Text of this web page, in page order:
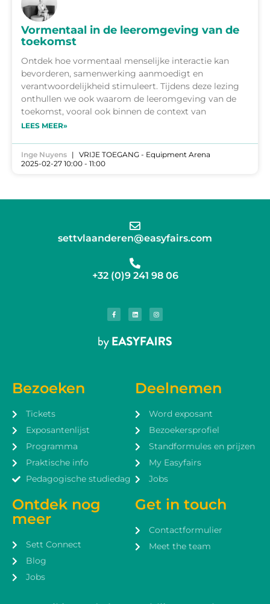
Vormentaal in de leeromgeving van de
toekomst
Ontdek hoe vormentaal menselijke interactie kan
bevorderen, samenwerking aanmoedigt en
verantwoordelijkheid stimuleert. Tijdens deze lezing
onthullen we ook waarom de leeromgeving van de
toekomst, vooral ook binnen de context van
LEES MEER»
Inge Nuyens
VRIJE TOEGANG - Equipment Arena
2025-02-27 10:00 - 11:00
settvlaanderen@easyfairs.com
+32 (0)9 241 98 06
Bezoeken
Tickets
Exposantenlijst
Programma
Praktische info
Pedagogische studiedag
Ontdek nog
meer
Sett Connect
Blog
Jobs
Deelnemen
Word exposant
Bezoekersprofiel
Standformules en prijzen
My Easyfairs
Jobs
Get in touch
Contactformulier
Meet the team